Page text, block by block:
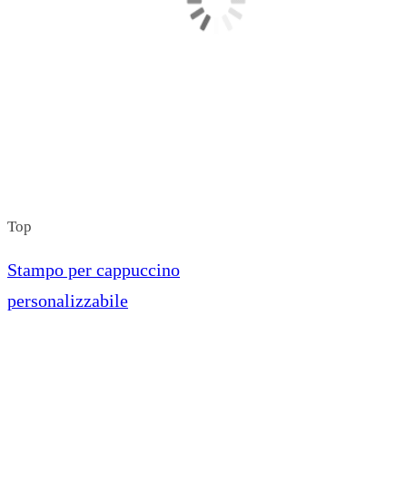
Top
Stampo per cappuccino
personalizzabile